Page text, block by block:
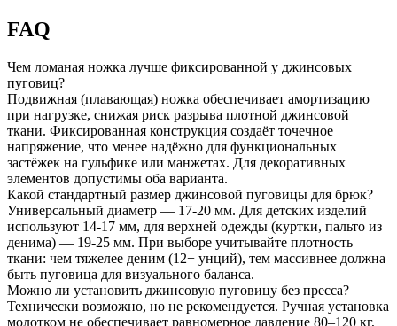
FAQ
Чем ломаная ножка лучше фиксированной у джинсовых
пуговиц?
Подвижная (плавающая) ножка обеспечивает амортизацию
при нагрузке, снижая риск разрыва плотной джинсовой
ткани. Фиксированная конструкция создаёт точечное
напряжение, что менее надёжно для функциональных
застёжек на гульфике или манжетах. Для декоративных
элементов допустимы оба варианта.
Какой стандартный размер джинсовой пуговицы для брюк?
Универсальный диаметр — 17-20 мм. Для детских изделий
используют 14-17 мм, для верхней одежды (куртки, пальто из
денима) — 19-25 мм. При выборе учитывайте плотность
ткани: чем тяжелее деним (12+ унций), тем массивнее должна
быть пуговица для визуального баланса.
Можно ли установить джинсовую пуговицу без пресса?
Технически возможно, но не рекомендуется. Ручная установка
молотком не обеспечивает равномерное давление 80–120 кг,